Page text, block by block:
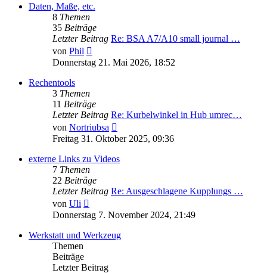
Daten, Maße, etc.
8 Themen
35 Beiträge
Letzter Beitrag Re: BSA A7/A10 small journal …
von Phil
Beitrag
Donnerstag 21. Mai 2026, 18:52
Rechentools
3 Themen
11 Beiträge
Letzter Beitrag Re: Kurbelwinkel in Hub umrec…
von Nortriubsa
Beitrag
Freitag 31. Oktober 2025, 09:36
externe Links zu Videos
7 Themen
22 Beiträge
Letzter Beitrag Re: Ausgeschlagene Kupplungs …
von Uli
Beitrag
Donnerstag 7. November 2024, 21:49
Werkstatt und Werkzeug
Themen
Beiträge
Letzter Beitrag